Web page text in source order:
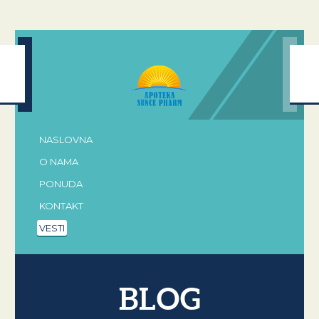
NASLOVNA
O NAMA
PONUDA
KONTAKT
VESTI
BLOG